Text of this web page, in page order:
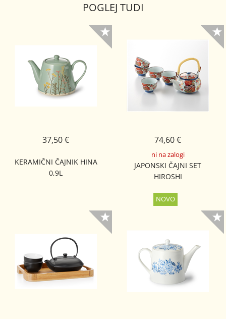
POGLEJ TUDI
KERAMIČNI ČAJNIK HINA
0,9L
37,50 €
ni na zalogi
JAPONSKI ČAJNI SET
HIROSHI
74,60 €